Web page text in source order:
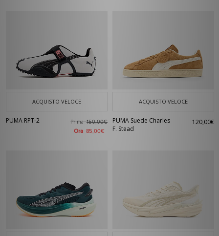
ACQUISTO VELOCE
PUMA RPT-2 Prima150,00€
Ora 85,00€
ACQUISTO VELOCE
PUMA Suede Charles
F. Stead
120,00€